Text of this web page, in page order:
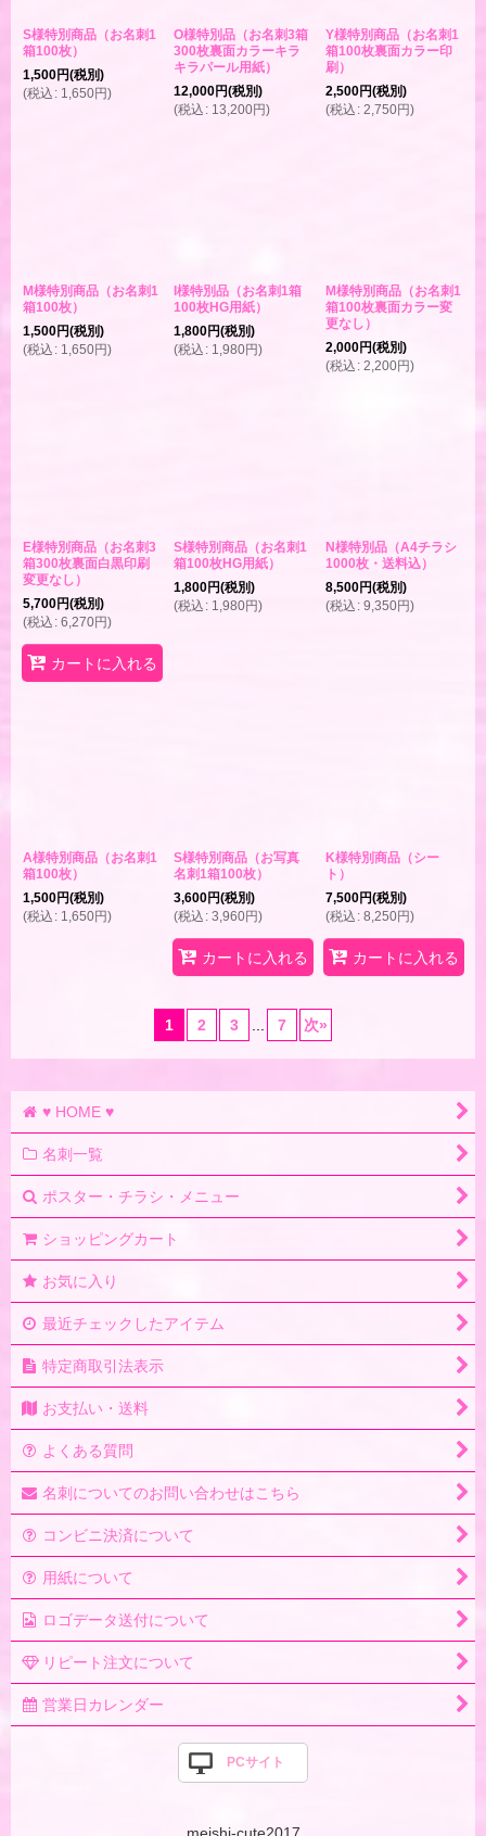
S様特別商品（お名刺1
箱100枚）
1,500円(税別)
(税込 : 1,650円)
O様特別品（お名刺3箱
300枚裏面カラーキラ
キラパール用紙）
12,000円(税別)
(税込 : 13,200円)
Y様特別商品（お名刺1
箱100枚裏面カラー印
刷）
2,500円(税別)
(税込 : 2,750円)
M様特別商品（お名刺1
箱100枚）
1,500円(税別)
(税込 : 1,650円)
I様特別品（お名刺1箱
100枚HG用紙）
1,800円(税別)
(税込 : 1,980円)
M様特別商品（お名刺1
箱100枚裏面カラー変
更なし）
2,000円(税別)
(税込 : 2,200円)
E様特別商品（お名刺3
箱300枚裏面白黒印刷
変更なし）
5,700円(税別)
(税込 : 6,270円)
カートに入れる
S様特別商品（お名刺1
箱100枚HG用紙）
1,800円(税別)
(税込 : 1,980円)
N様特別品（A4チラシ
1000枚・送料込）
8,500円(税別)
(税込 : 9,350円)
A様特別商品（お名刺1
箱100枚）
1,500円(税別)
(税込 : 1,650円)
S様特別商品（お写真
名刺1箱100枚）
3,600円(税別)
(税込 : 3,960円)
カートに入れる
K様特別商品（シー
ト）
7,500円(税別)
(税込 : 8,250円)
カートに入れる
1 2 3 ... 7 次»
♥ HOME ♥
名刺一覧
ポスター・チラシ・メニュー
ショッピングカート
お気に入り
最近チェックしたアイテム
特定商取引法表示
お支払い・送料
よくある質問
名刺についてのお問い合わせはこちら
コンビニ決済について
用紙について
ロゴデータ送付について
リピート注文について
営業日カレンダー
PCサイト